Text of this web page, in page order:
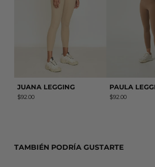
JUANA LEGGING
$92.00
PAULA
$92.00
TAMBIÉN PODRÍA GUSTARTE